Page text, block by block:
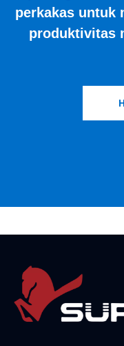
perkakas untuk
produktivitas